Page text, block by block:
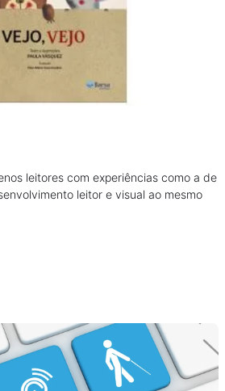
leitores com experiências como a de
leitor e visual ao mesmo